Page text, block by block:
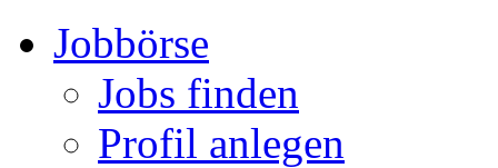
Jobbörse
Jobs finden
Profil anlegen